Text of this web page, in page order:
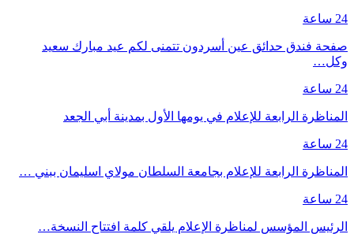
24 ساعة
صفحة فندق حدائق عين أسردون تتمنى لكم عيد مبارك سعيد
وكل…
24 ساعة
المناظرة الرابعة للإعلام في يومها الأول بمدينة أبي الجعد
24 ساعة
المناظرة الرابعة للإعلام بجامعة السلطان مولاي اسليمان ببني …
24 ساعة
الرئيس المؤسس لمناظرة الإعلام يلقي كلمة افتتاح النسخة…